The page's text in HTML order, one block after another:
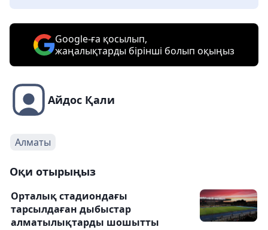
Google-ға қосылып,
жаңалықтарды бірінші болып оқыңыз
Айдос Қали
Алматы
Оқи отырыңыз
Орталық стадиондағы
тарсылдаған дыбыстар
алматылықтарды шошытты